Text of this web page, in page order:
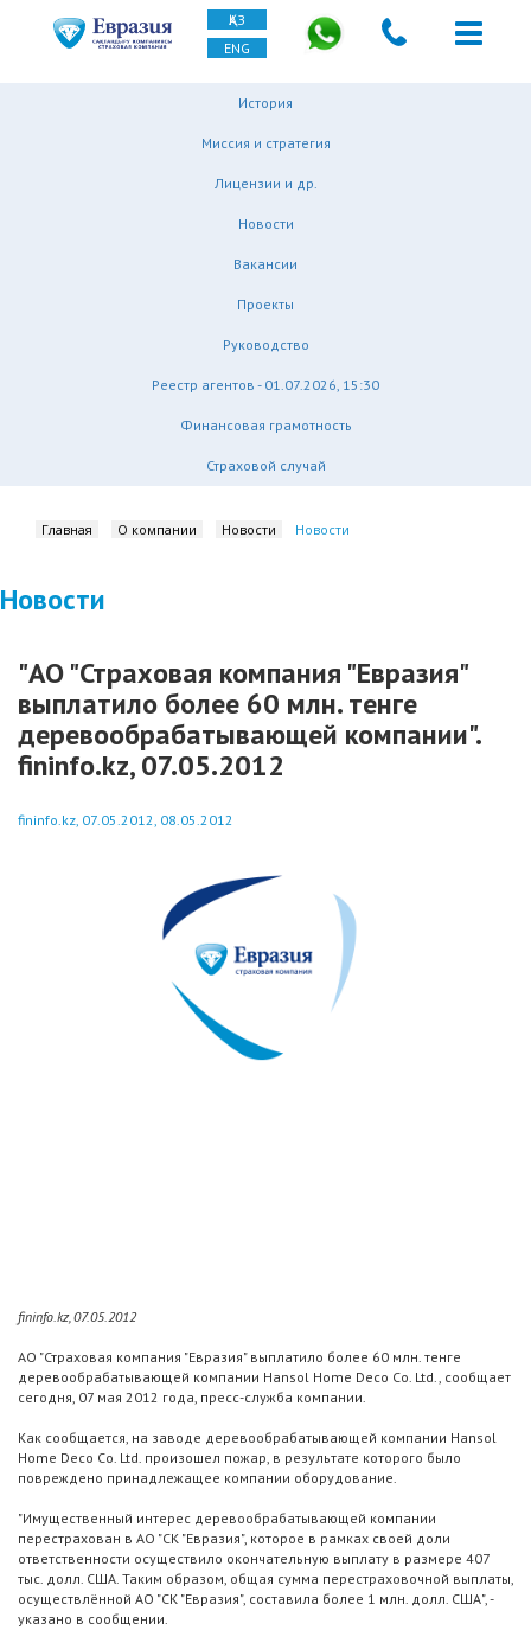
ҚАЗ
ENG
История
Миссия и стратегия
Лицензии и др.
Новости
Вакансии
Проекты
Руководство
Реестр агентов - 01.07.2026, 15:30
Финансовая грамотность
Страховой случай
Главная О компании Новости Новости
Новости
"АО "Страховая компания "Евразия"
выплатило более 60 млн. тенге
деревообрабатывающей компании".
fininfo.kz, 07.05.2012
fininfo.kz, 07.05.2012, 08.05.2012
fininfo.kz, 07.05.2012
АО "Страховая компания "Евразия" выплатило более 60 млн. тенге
деревообрабатывающей компании Hansol Home Deco Co. Ltd., сообщает
сегодня, 07 мая 2012 года, пресс-служба компании.
Как сообщается, на заводе деревообрабатывающей компании Hansol
Home Deco Co. Ltd. произошел пожар, в результате которого было
повреждено принадлежащее компании оборудование.
"Имущественный интерес деревообрабатывающей компании
перестрахован в АО "СК "Евразия", которое в рамках своей доли
ответственности осуществило окончательную выплату в размере 407
тыс. долл. США. Таким образом, общая сумма перестраховочной выплаты,
осуществлённой АО "СК "Евразия", составила более 1 млн. долл. США", -
указано в сообщении.